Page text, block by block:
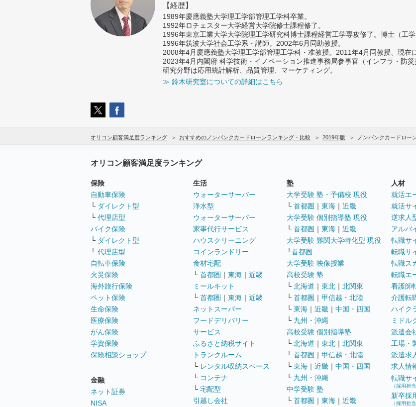
【経歴】
1989年慶應義塾大学理工学部管理工学科卒業。
1992年ロチェスター大学経営大学院修士課程修了。
1996年東京工業大学大学院理工学研究科博士課程経営工学専攻修了。博士（工学
1996年筑波大学社会工学系・講師。2002年6月同助教授。
2008年4月慶應義塾大学理工学部管理工学科・准教授。2011年4月同教授、現在
2023年4月内閣府 科学技術・イノベーション推進事務局参事官（インフラ・防
研究分野は応用統計解析、品質管理、マーケティング。
≫ 鈴木研究室についての詳細はこちら
オリコン顧客満足度ランキング おすすめのノンバンクカードローンランキング・比較 2019年版 ノンバンクカードロー
オリコン顧客満足度ランキング
保険
自動車保険
└ ダイレクト型
└ 代理店型
バイク保険
└ ダイレクト型
└ 代理店型
自転車保険
火災保険
海外旅行保険
ペット保険
生命保険
医療保険
がん保険
学資保険
保険相談ショップ
金融
ネット証券
NISA
生活
ウォーターサーバー
浄水型
ウォーターサーバー
家事代行サービス
ハウスクリーニング
コインランドリー
食材宅配
└ 首都圏 ｜ 東海 ｜ 近畿
ミールキット
└ 首都圏 ｜ 東海 ｜ 近畿
ネットスーパー
フードデリバリー
サービス
ふるさと納税サイト
トランクルーム
└ レンタル収納スペース
└ コンテナ
└ 宅配型
引越し会社
塾
大学受験 塾・予備校 現役
└ 首都圏 ｜ 東海 ｜ 近畿
大学受験 個別指導塾 現役
└ 首都圏 ｜ 東海 ｜ 近畿
大学受験 難関大学特化型 現役
└首都圏
大学受験 映像授業
高校受験 塾
└ 北海道 ｜ 東北 ｜ 北関東
└ 首都圏 ｜ 甲信越・北陸
└ 東海 ｜ 近畿 ｜ 中国・四国
└ 九州・沖縄
高校受験 個別指導塾
└ 北海道 ｜ 東北 ｜ 北関東
└ 首都圏 ｜ 甲信越・北陸
└ 東海 ｜ 近畿 ｜ 中国・四国
└ 九州・沖縄
中学受験 塾
└ 首都圏 ｜ 東海 ｜ 近畿
人材
就活エ
就活サ
逆求人
アルバ
転職サ
転職サ
転職ス
転職エ
看護師
介護転
ハイク
ミドル
派遣会
工場・
派遣求
求人情
転職サ
（採用担
新卒採
（採用担